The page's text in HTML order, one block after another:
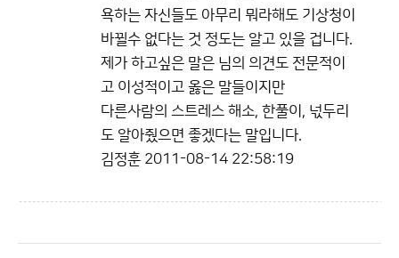
욕하는 자신들도 아무리 뭐라해도 기상청이
바뀔수 없다는 것 정도는 알고 있을 겁니다.
제가 하고싶은 말은 님의 의견도 전문적이
고 이성적이고 옳은 말들이지만
다른사람의 스트레스 해소, 한풀이, 넋두리
도 알아줬으면 좋겠다는 말입니다.
김정훈 2011-08-14 22:58:19